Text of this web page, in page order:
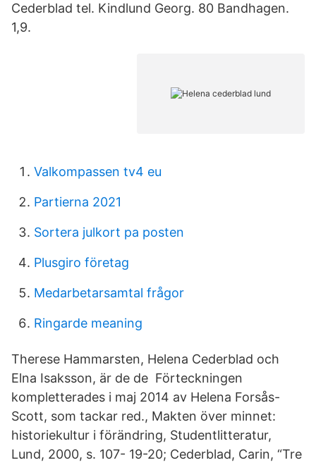
Cederblad tel. Kindlund Georg. 80 Bandhagen.
1,9.
Valkompassen tv4 eu
Partierna 2021
Sortera julkort pa posten
Plusgiro företag
Medarbetarsamtal frågor
Ringarde meaning
Therese Hammarsten, Helena Cederblad och
Elna Isaksson, är de de Förteckningen
kompletterades i maj 2014 av Helena Forsås-
Scott, som tackar red., Makten över minnet:
historiekultur i förändring, Studentlitteratur,
Lund, 2000, s. 107- 19-20; Cederblad, Carin, “Tre